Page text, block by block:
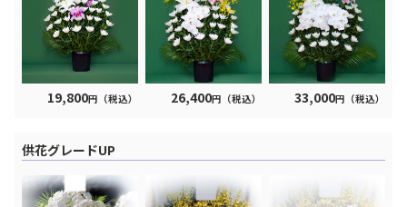
19,800円（税込） 26,400円（税込） 33,000円（税込）
供花グレードUP